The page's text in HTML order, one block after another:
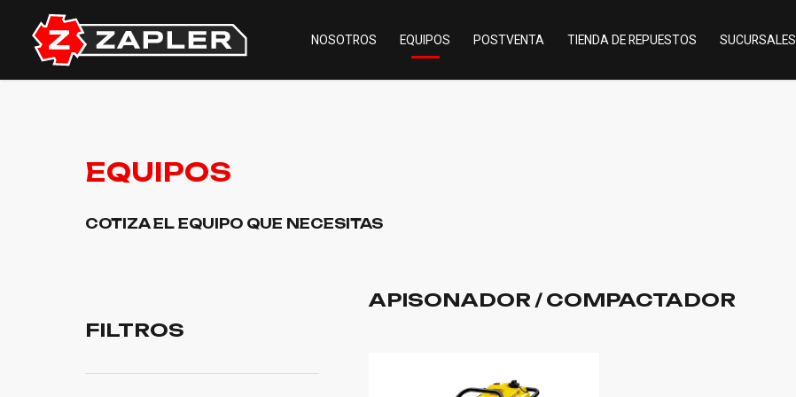
NOSOTROS EQUIPOS POSTVENTA TIENDA DE REPUESTOS SUCURSALES
EQUIPOS
COTIZA EL EQUIPO QUE NECESITAS
FILTROS
APISONADOR / COMPACTADOR